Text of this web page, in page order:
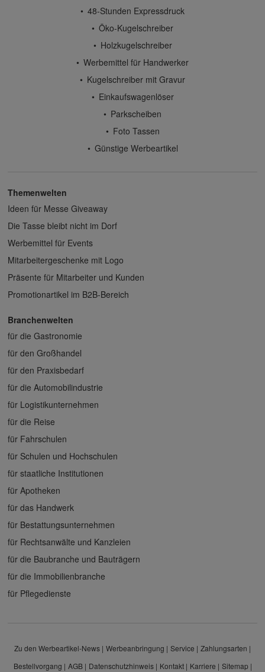
48-Stunden Expressdruck
Öko-Kugelschreiber
Holzkugelschreiber
Werbemittel für Handwerker
Kugelschreiber mit Gravur
Einkaufswagenlöser
Parkscheiben
Foto Tassen
Günstige Werbeartikel
Themenwelten
Ideen für Messe Giveaway
Die Tasse bleibt nicht im Dorf
Werbemittel für Events
Mitarbeitergeschenke mit Logo
Präsente für Mitarbeiter und Kunden
Promotionartikel im B2B-Bereich
Branchenwelten
für die Gastronomie
für den Großhandel
für den Praxisbedarf
für die Automobilindustrie
für Logistikunternehmen
für die Reise
für Fahrschulen
für Schulen und Hochschulen
für staatliche Institutionen
für Apotheken
für das Handwerk
für Bestattungsunternehmen
für Rechtsanwälte und Kanzleien
für die Baubranche und Bauträgern
für die Immobilienbranche
für Pflegedienste
Zu den Werbeartikel-News Werbeanbringung Service
Zahlungsarten
Bestellvorgang
AGB Datenschutzhinweis Kontakt Karriere Sitemap